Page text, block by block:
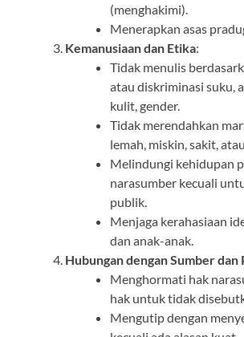
(menghakimi).
Menerapkan asas
Kemanusiaan dan Etika:
Tidak menulis
atau diskriminasi suku,
kulit, gender.
Tidak merendahkan
lemah, miskin, sakit,
Melindungi kehidupan
narasumber kecuali
publik.
Menjaga kerahasiaan
dan anak-anak.
Hubungan dengan Sumber dan
Menghormati hak
hak untuk tidak
Mengutip dengan